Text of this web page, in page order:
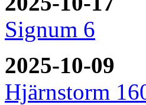
Signum 6
2025-10-09
Hjärnstorm